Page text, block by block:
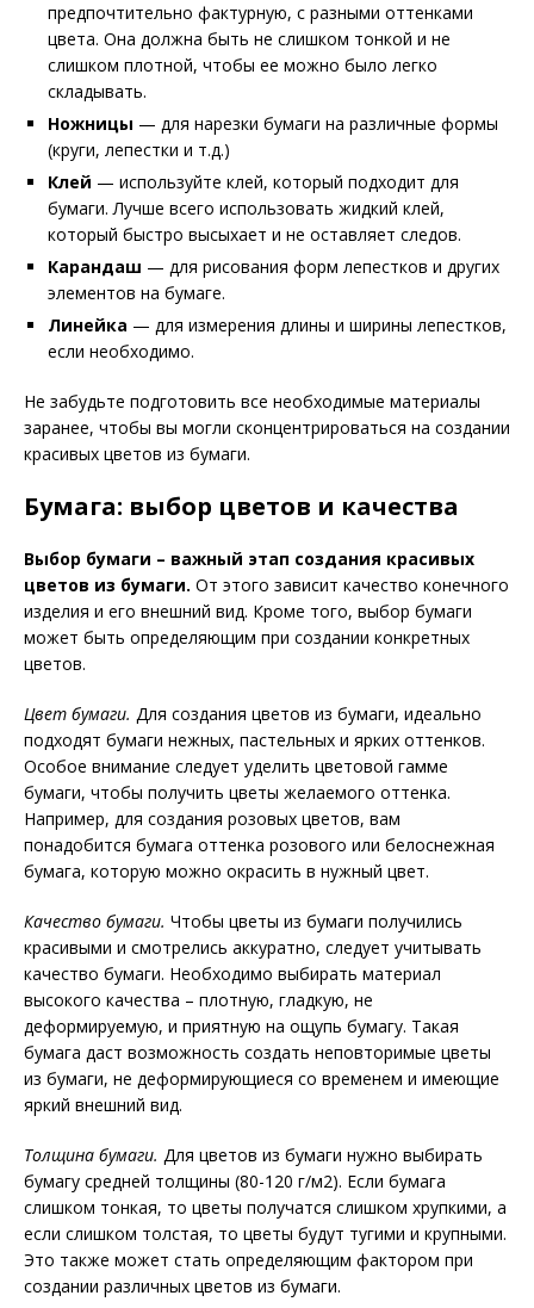
предпочтительно фактурную, с разными оттенками
цвета. Она должна быть не слишком тонкой и не
слишком плотной, чтобы ее можно было легко
складывать.
Ножницы — для нарезки бумаги на различные формы
(круги, лепестки и т.д.)
Клей — используйте клей, который подходит для
бумаги. Лучше всего использовать жидкий клей,
который быстро высыхает и не оставляет следов.
Карандаш — для рисования форм лепестков и других
элементов на бумаге.
Линейка — для измерения длины и ширины лепестков,
если необходимо.
Не забудьте подготовить все необходимые материалы
заранее, чтобы вы могли сконцентрироваться на создании
красивых цветов из бумаги.
Бумага: выбор цветов и качества
Выбор бумаги – важный этап создания красивых
цветов из бумаги. От этого зависит качество конечного
изделия и его внешний вид. Кроме того, выбор бумаги
может быть определяющим при создании конкретных
цветов.
Цвет бумаги. Для создания цветов из бумаги, идеально
подходят бумаги нежных, пастельных и ярких оттенков.
Особое внимание следует уделить цветовой гамме
бумаги, чтобы получить цветы желаемого оттенка.
Например, для создания розовых цветов, вам
понадобится бумага оттенка розового или белоснежная
бумага, которую можно окрасить в нужный цвет.
Качество бумаги. Чтобы цветы из бумаги получились
красивыми и смотрелись аккуратно, следует учитывать
качество бумаги. Необходимо выбирать материал
высокого качества – плотную, гладкую, не
деформируемую, и приятную на ощупь бумагу. Такая
бумага даст возможность создать неповторимые цветы
из бумаги, не деформирующиеся со временем и имеющие
яркий внешний вид.
Толщина бумаги. Для цветов из бумаги нужно выбирать
бумагу средней толщины (80-120 г/м2). Если бумага
слишком тонкая, то цветы получатся слишком хрупкими, а
если слишком толстая, то цветы будут тугими и крупными.
Это также может стать определяющим фактором при
создании различных цветов из бумаги.